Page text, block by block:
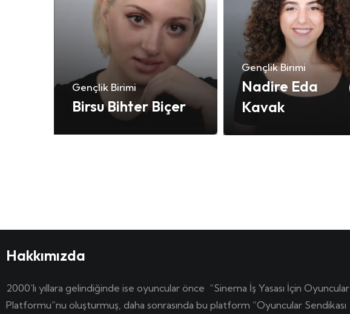
Gençlik Birimi
Birsu Bihter Biçer
Gençlik Birimi
Nadire Eda
Kavak
Hakkımızda
2000’lı yıllara gelindiğinde ise oyuncular önce “Sinema İş Yasası İçin Oyuncular
Platformu”nu oluşturmuş, daha sonrasında bu platform “Oyuncular Sendikası